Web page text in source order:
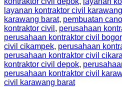
layanan kontraktor civil karawang
karawang barat, pembuatan
kontraktor civil , perusahaan
perusahaan kontraktor civil bogor
civil cikampek, perusahaan
perusahaan kontraktor civil
kontraktor civil depok,
perusahaan kontraktor civil
civil karawang barat